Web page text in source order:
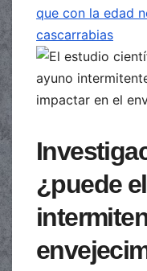
que con la edad
cascarrabias
¿puede